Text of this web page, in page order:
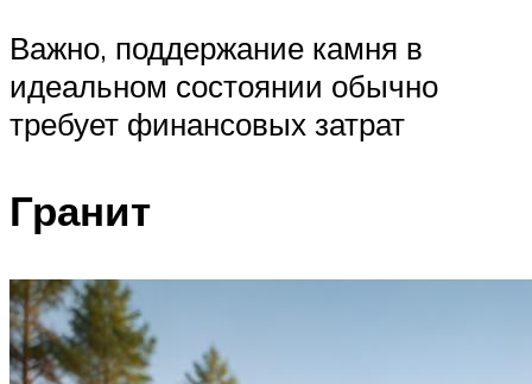
Важно, поддержание камня в
идеальном состоянии обычно
требует финансовых затрат
Гранит